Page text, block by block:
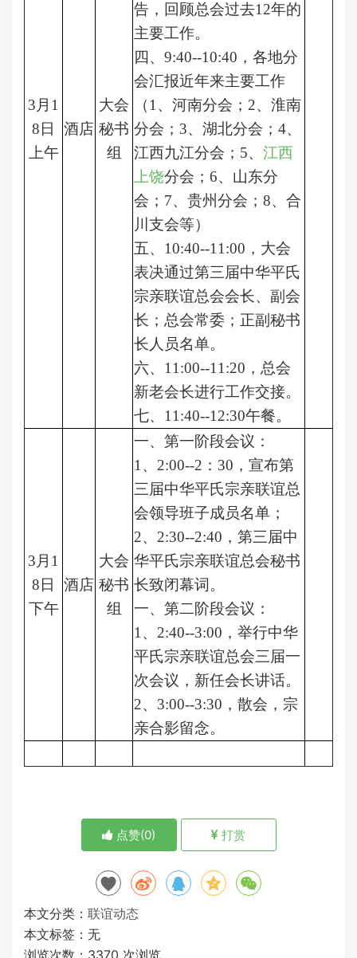
3月1
8日
上午
酒店
大会
秘书
组
告，回顾总会过去12年的
主要工作。
四、9:40--10:40，各地分
会汇报近年来主要工作
（1、河南分会；2、淮南
分会；3、湖北分会；4、
江西九江分会；5、 江西
上饶分会；6、山东分
会；7、贵州分会；8、合
川支会等）
五、10:40--11:00，大会
表决通过第三届中华平氏
宗亲联谊总会会长、副会
长；总会常委；正副秘书
长人员名单。
六、11:00--11:20，总会
新老会长进行工作交接。
七、11:40--12:30午餐。
3月1
8日
下午
酒店
大会
秘书
组
一、第一阶段会议：
1、2:00--2：30，宣布第
三届中华平氏宗亲联谊总
会领导班子成员名单；
2、2:30--2:40，第三届中
华平氏宗亲联谊总会秘书
长致闭幕词。
一、第二阶段会议：
1、2:40--3:00，举行中华
平氏宗亲联谊总会三届一
次会议，新任会长讲话。
2、3:00--3:30，散会，宗
亲合影留念。
点赞(0) 打赏
本文分类： 联谊动态
本文标签：无